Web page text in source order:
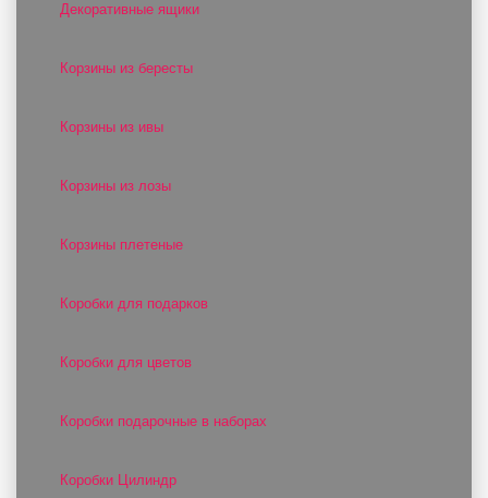
Декоративные ящики
Корзины из бересты
Корзины из ивы
Корзины из лозы
Корзины плетеные
Коробки для подарков
Коробки для цветов
Коробки подарочные в наборах
Коробки Цилиндр